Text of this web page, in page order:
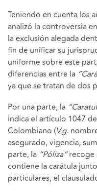
Teniendo en cuenta los
analizó la controversia
la exclusión alegada
fin de unificar su
uniforme sobre este
diferencias entre la
ya que se tratan de dos
Por una parte, la
indica el artículo 1047
Colombiano (V.g.
asegurado, vigencia,
parte, la “Póliza”recoge
contiene la carátula
particulares, el